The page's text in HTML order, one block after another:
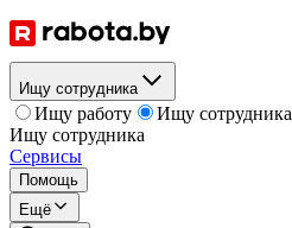
Ищу сотрудника
Ищу работу
Ищу сотрудника
Ищу сотрудника
Сервисы
Помощь
Ещё